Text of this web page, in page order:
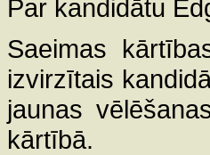
Par kandidātu
Saeimas
izvirzītais
jaunas
kārtībā.